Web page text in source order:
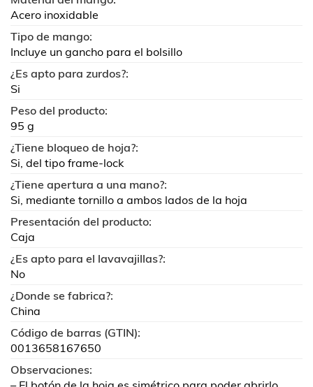
Acero inoxidable
Tipo de mango:
Incluye un gancho para el bolsillo
¿Es apto para zurdos?:
Si
Peso del producto:
95 g
¿Tiene bloqueo de hoja?:
Si, del tipo frame-lock
¿Tiene apertura a una mano?:
Si, mediante tornillo a ambos lados de la hoja
Presentación del producto:
Caja
¿Es apto para el lavavajillas?:
No
¿Donde se fabrica?:
China
Código de barras (GTIN):
0013658167650
Observaciones: